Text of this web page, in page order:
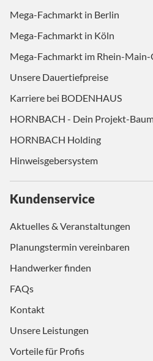
Mega-Fachmarkt in Berlin
Mega-Fachmarkt in Köln
Mega-Fachmarkt im Rhein-
Unsere Dauertiefpreise
Karriere bei BODENHAUS
HORNBACH - Dein Projekt-
HORNBACH Holding
Hinweisgebersystem
Kundenservice
Aktuelles & Veranstaltungen
Planungstermin vereinbaren
Handwerker finden
FAQs
Kontakt
Unsere Leistungen
Vorteile für Profis